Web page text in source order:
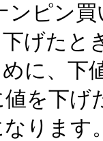
ピン買
げたと
めに、
を下
りま